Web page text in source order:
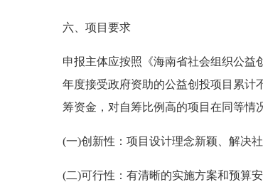
六、项目要求
申报主体应按照《海南省社会组织公益
年度接受政府资助的公益创投项目累计
筹资金，对自筹比例高的项目在同等情
(一)创新性：项目设计理念新颖、解决
(二)可行性：有清晰的实施方案和预算